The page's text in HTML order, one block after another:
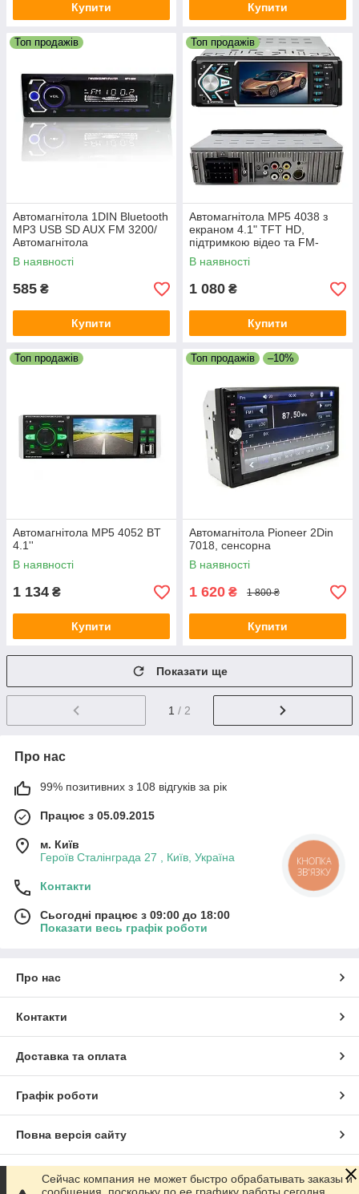
Купити Купити
Топ продажів
Автомагнітола 1DIN Bluetooth
MP3 USB SD AUX FM 3200/
Автомагнітола
В наявності
585 ₴
Купити
Топ продажів
Автомагнітола MP5 4038 з
екраном 4.1" TFT HD,
підтримкою відео та FM-
тюнером
В наявності
1 080 ₴
Купити
Топ продажів
Автомагнітола MP5 4052 BT
4.1''
В наявності
1 134 ₴
Купити
Топ продажів –10%
Автомагнітола Pioneer 2Din
7018, сенсорна
В наявності
1 620 ₴ 1 800 ₴
Купити
Показати ще
1 / 2
Про нас
99% позитивних з 108 відгуків за рік
Працює з 05.09.2015
м. Київ
Героїв Сталінграда 27 , Київ, Україна
Контакти
Сьогодні працює з 09:00 до 18:00
Показати весь графік роботи
Про нас
Контакти
Доставка та оплата
Графік роботи
Повна версія сайту
Сайт створено на маркетплейсі Prom.ua
Сейчас компания не может быстро обрабатывать заказы и
КНОПКА
ЗВ'ЯЗКУ